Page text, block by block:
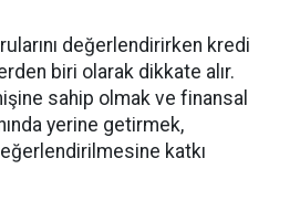
değerlendirirken kredi
biri olarak dikkate alır.
sahip olmak ve finansal
yerine getirmek,
katkı